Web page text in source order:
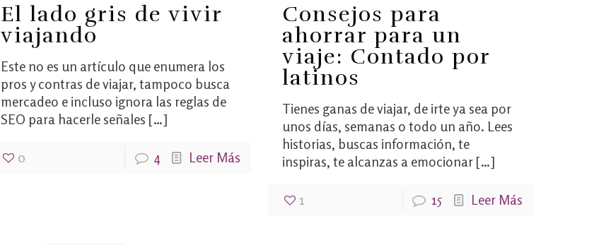
El lado gris de vivir
viajando
Este no es un artículo que enumera los
pros y contras de viajar, tampoco busca
mercadeo e incluso ignora las reglas de
SEO para hacerle señales […]
0 4 Leer Más
Consejos para
ahorrar para un
viaje: Contado por
latinos
Tienes ganas de viajar, de irte ya sea por
unos días, semanas o todo un año. Lees
historias, buscas información, te
inspiras, te alcanzas a emocionar […]
1 15 Leer Más